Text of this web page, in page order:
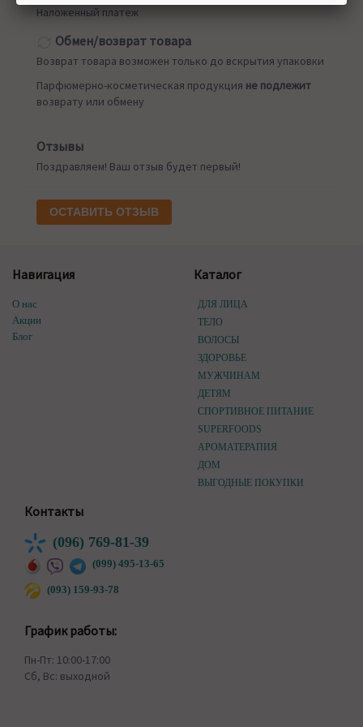
Наложенный платеж
Обмен/возврат товара
Возврат товара возможен только до вскрытия упаковки
Парфюмерно-косметическая продукция не подлежит
возврату или обмену
Отзывы
Поздравляем! Ваш отзыв будет первый!
ОСТАВИТЬ ОТЗЫВ
Навигация
О нас
Акции
Блог
Каталог
ДЛЯ ЛИЦА
ТЕЛО
ВОЛОСЫ
ЗДОРОВЬЕ
МУЖЧИНАМ
ДЕТЯМ
СПОРТИВНОЕ ПИТАНИЕ
SUPERFOODS
АРОМАТЕРАПИЯ
ДОМ
ВЫГОДНЫЕ ПОКУПКИ
Контакты
(096) 769-81-39
(099) 495-13-65
(093) 159-93-78
График работы:
Пн-Пт: 10:00-17:00
Сб, Вс: выходной